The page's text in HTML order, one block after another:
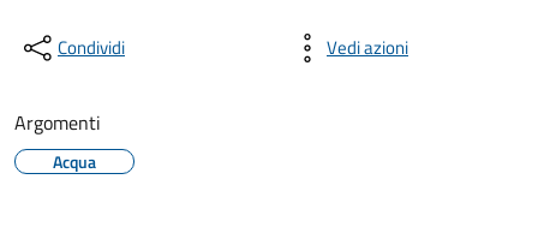
Condividi Vedi azioni
Argomenti
Acqua